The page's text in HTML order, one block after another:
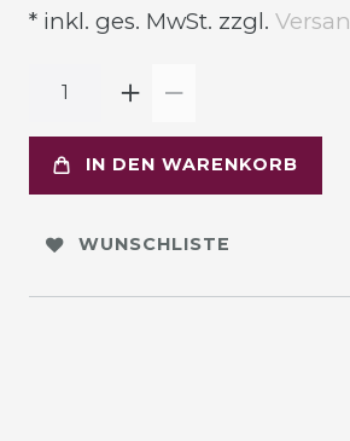
* inkl. ges. MwSt. zzgl.
IN DEN WARENKORB
WUNSCHLISTE